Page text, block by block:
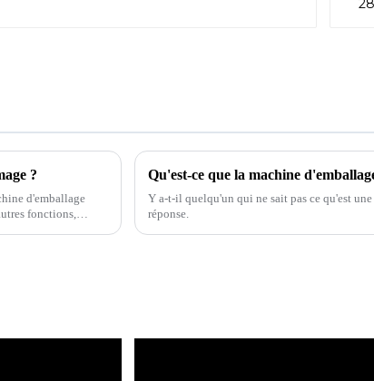
?
d'emballage
fonctions,
Qu'est-ce que la machine
Y a-t-il quelqu'un qui ne sait pas ce qu'est
réponse.